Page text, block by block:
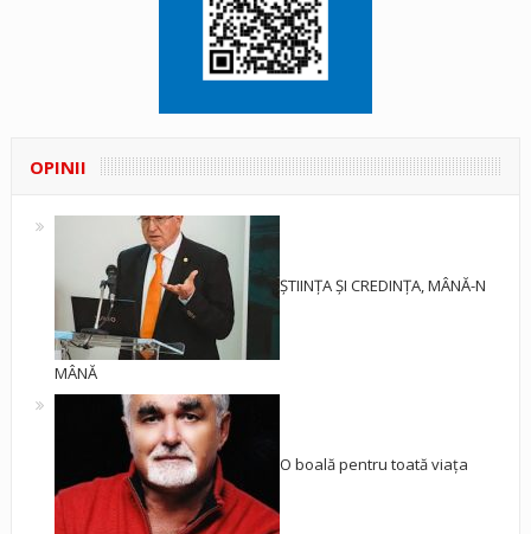
OPINII
ȘTIINȚA ȘI CREDINȚA, MÂNĂ-N
MÂNĂ
O boală pentru toată viața